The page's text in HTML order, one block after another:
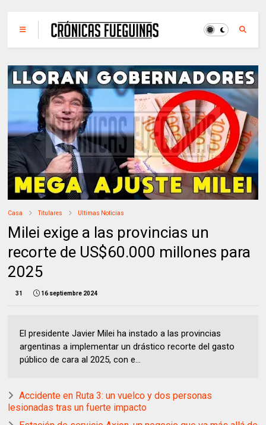
Casa Titulares Ultimas Noticias
Milei exige a las provincias un
recorte de US$60.000 millones para
2025
31 16 septiembre 2024
El presidente Javier Milei ha instado a las provincias
argentinas a implementar un drástico recorte del gasto
público de cara al 2025, con e...
Accidente en Ruta 3: un vuelco y dos personas
lesionadas tras un fuerte impacto